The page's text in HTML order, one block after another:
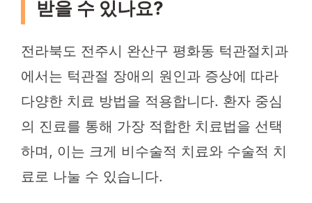
받을 수 있나요?
전라북도 전주시 완산구 평화동 턱관절치과
에서는 턱관절 장애의 원인과 증상에 따라
다양한 치료 방법을 적용합니다. 환자 중심
의 진료를 통해 가장 적합한 치료법을 선택
하며, 이는 크게 비수술적 치료와 수술적 치
료로 나눌 수 있습니다.